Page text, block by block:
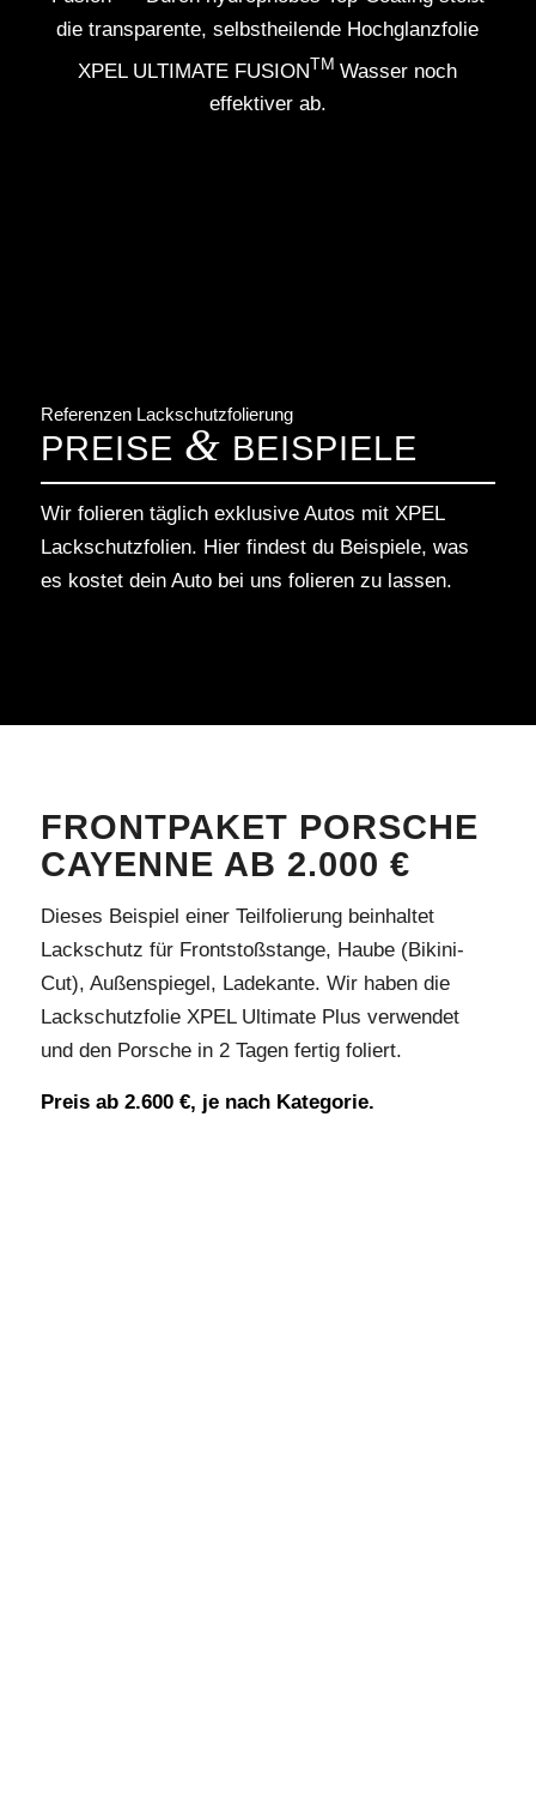
die transparente, selbstheilende Hochglanzfolie
XPEL ULTIMATE FUSIONTMWasser noch
effektiver ab.
Referenzen Lackschutzfolierung
PREISE & BEISPIELE
Wir folieren täglich exklusive Autos mit XPEL
Lackschutzfolien. Hier findest du Beispiele, was
es kostet dein Auto bei uns folieren zu lassen.
FRONTPAKET PORSCHE
CAYENNE AB 2.000 €
Dieses Beispiel einer Teilfolierung beinhaltet
Lackschutz für Frontstoßstange, Haube (Bikini-
Cut), Außenspiegel, Ladekante. Wir haben die
Lackschutzfolie XPEL Ultimate Plus verwendet
und den Porsche in 2 Tagen fertig foliert.
Preis ab 2.600 €, je nach Kategorie.